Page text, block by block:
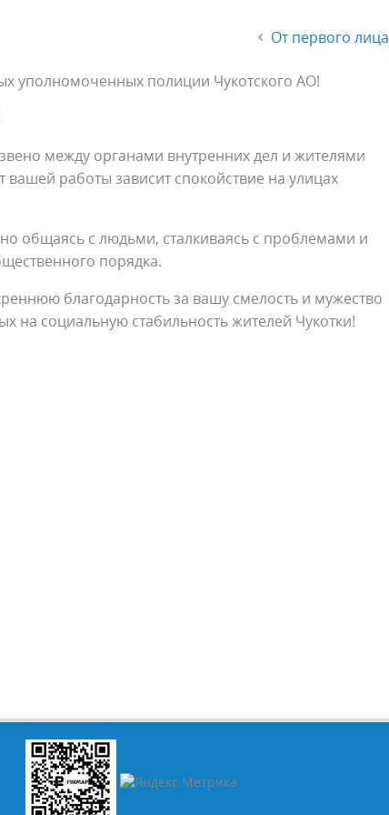
От первого лица
уполномоченных полиции Чукотского АО!
между органами внутренних дел и жителями
работы зависит спокойствие на улицах
общаясь с людьми, сталкиваясь с проблемами и
порядка.
благодарность за вашу смелость и мужество
на социальную стабильность жителей Чукотки!